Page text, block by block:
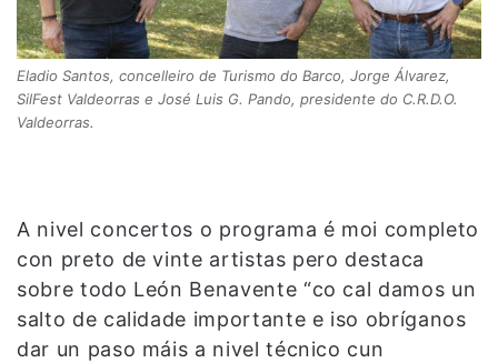
Eladio Santos, concelleiro de Turismo do Barco, Jorge Álvarez,
SilFest Valdeorras e José Luis G. Pando, presidente do C.R.D.O.
Valdeorras.
A nivel concertos o programa é moi completo
con preto de vinte artistas pero destaca
sobre todo León Benavente “co cal damos un
salto de calidade importante e iso obríganos
dar un paso máis a nivel técnico cun